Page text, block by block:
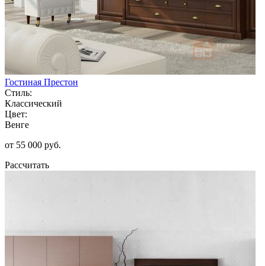
Гостиная Престон
Стиль:
Классический
Цвет:
Венге
от 55 000 руб.
Рассчитать